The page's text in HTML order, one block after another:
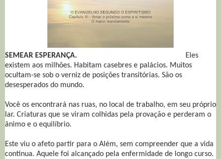
SEMEAR ESPERANÇA.
Eles
existem aos milhões. Habitam casebres e palácios. Muitos
ocultam-se sob o verniz de posições transitórias. São os
desesperados do mundo.
Você os encontrará nas ruas, no local de trabalho, em seu próprio
lar. Criaturas que se viram colhidas pela provação e perderam o
ânimo e o equilíbrio.
Este viu o afeto partir para o Além, sem compreender que a vida
continua. Aquele foi alcançado pela enfermidade de longo curso.